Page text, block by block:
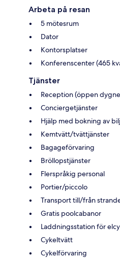
Arbeta på resan
5 mötesrum
Dator
Kontorsplatser
Konferenscenter (465
Tjänster
Reception (öppen
Conciergetjänster
Hjälp med bokning av
Kemtvätt/tvättjänster
Bagageförvaring
Bröllopstjänster
Flerspråkig personal
Portier/piccolo
Transport till/från
Gratis poolcabanor
Laddningsstation för
Cykeltvätt
Cykelförvaring